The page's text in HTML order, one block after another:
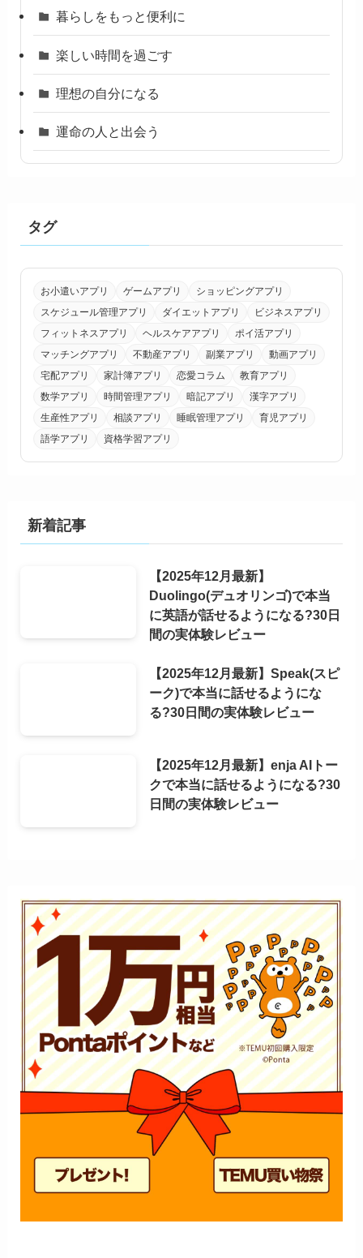
暮らしをもっと便利に
楽しい時間を過ごす
理想の自分になる
運命の人と出会う
タグ
お小遣いアプリ ゲームアプリ
ショッピングアプリ
スケジュール管理アプリ
ダイエットアプリ
ビジネスアプリ
フィットネスアプリ
ヘルスケアアプリ
ポイ活アプリ
マッチングアプリ
不動産アプリ 副業アプリ
動画アプリ
宅配アプリ
家計簿アプリ 恋愛コラム
教育アプリ
数学アプリ
時間管理アプリ 暗記アプリ
漢字アプリ
生産性アプリ
相談アプリ 睡眠管理アプリ
育児アプリ
語学アプリ
資格学習アプリ
新着記事
【2025年12月最新】
Duolingo(デュオリンゴ)で本当
に英語が話せるようになる?30日
間の実体験レビュー
【2025年12月最新】Speak(スピ
ーク)で本当に話せるようにな
る?30日間の実体験レビュー
【2025年12月最新】enja AIトー
クで本当に話せるようになる?30
日間の実体験レビュー